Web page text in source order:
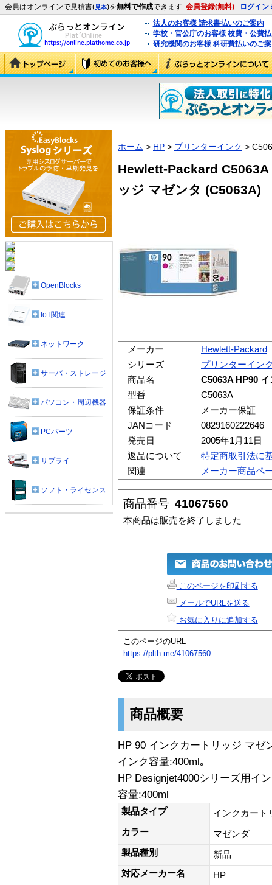
会員はオンラインで見積書(見本)を無料で作成できます 会員登録(無料) ログイン
法人のお客様 請求書払いのご案内
学校・官公庁のお客様 校費・公費
研究機関のお客様 科研費払いのご
ホーム > HP > プリンターインク >
Hewlett-Packard
ッジ マゼンタ (C5063A)
メーカー
Hewlett-Packard
シリーズ
プリンターイン
商品名
C5063A HP90
型番
C5063A
保証条件
メーカー保証
JANコード
0829160222646
発売日
2005年1月11日
返品について
特定商取引法に
関連
メーカー商品ペ
商品番号 41067560
本商品は販売を終了しました
このページを印刷する
メールでURLを送る
お気に入りに追加する
このページのURL
https://plth.me/41067560
商品概要
HP 90 インクカートリッジ マゼ
インク容量:400ml｡
HP Designjet4000シリーズ用イ
容量:400ml
製品タイプ
インクカート
カラー
マゼンダ
製品種別
新品
対応メーカー名
HP
OpenBlocks
IoT関連
ネットワーク
サーバ・ストレージ
パソコン・周辺機器
PCパーツ
サプライ
ソフト・ライセンス